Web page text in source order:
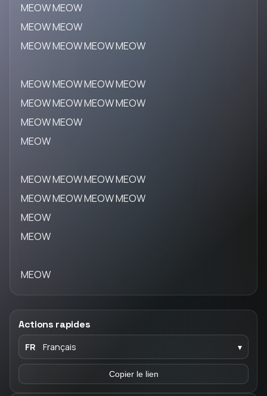
Actions rapides
FR Français ▾
Copier le lien
MEOW MEOW
MEOW MEOW
MEOW MEOW MEOW MEOW
MEOW MEOW MEOW MEOW
MEOW MEOW MEOW MEOW
MEOW MEOW
MEOW
MEOW MEOW MEOW MEOW
MEOW MEOW MEOW MEOW
MEOW
MEOW
MEOW